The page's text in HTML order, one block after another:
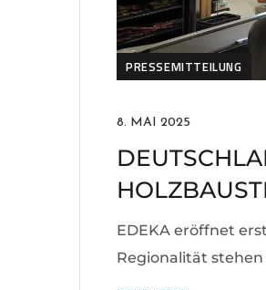
PRESSEMITTEILUNG
8. MAI 2025
EDEKA eröffnet
Regionalität stehen